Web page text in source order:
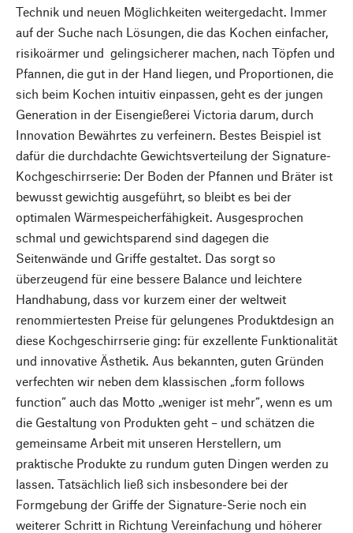
Technik und neuen Möglichkeiten weitergedacht. Immer
auf der Suche nach Lösungen, die das Kochen einfacher,
risikoärmer und gelingsicherer machen, nach Töpfen und
Pfannen, die gut in der Hand liegen, und Proportionen, die
sich beim Kochen intuitiv einpassen, geht es der jungen
Generation in der Eisengießerei Victoria darum, durch
Innovation Bewährtes zu verfeinern. Bestes Beispiel ist
dafür die durchdachte Gewichtsverteilung der Signature-
Kochgeschirrserie: Der Boden der Pfannen und Bräter ist
bewusst gewichtig ausgeführt, so bleibt es bei der
optimalen Wärmespeicherfähigkeit. Ausgesprochen
schmal und gewichtsparend sind dagegen die
Seitenwände und Griffe gestaltet. Das sorgt so
überzeugend für eine bessere Balance und leichtere
Handhabung, dass vor kurzem einer der weltweit
renommiertesten Preise für gelungenes Produktdesign an
diese Kochgeschirrserie ging: für exzellente Funktionalität
und innovative Ästhetik. Aus bekannten, guten Gründen
verfechten wir neben dem klassischen „form follows
function“ auch das Motto „weniger ist mehr“, wenn es um
die Gestaltung von Produkten geht – und schätzen die
gemeinsame Arbeit mit unseren Herstellern, um
praktische Produkte zu rundum guten Dingen werden zu
lassen. Tatsächlich ließ sich insbesondere bei der
Formgebung der Griffe der Signature-Serie noch ein
weiterer Schritt in Richtung Vereinfachung und höherer